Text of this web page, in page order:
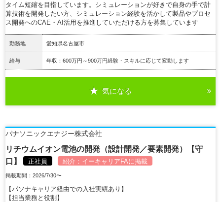
タイム短縮を目指しています。シミュレーションが好きで自身の手で計
算技術を開発したい方、シミュレーション経験を活かして製品やプロセ
ス開発へのCAE・AI活用を推進していただける方を募集しています
勤務地 愛知県名古屋市
給与 年収：600万円～900万円経験・スキルに応じて変動します
気になる
パナソニックエナジー株式会社
リチウムイオン電池の開発（設計開発／要素開発）【守
口】
正社員 紹介： イーキャリアFAに掲載
掲載期間：2026/7/30〜
【パソナキャリア経由での入社実績あり】
【担当業務と役割】